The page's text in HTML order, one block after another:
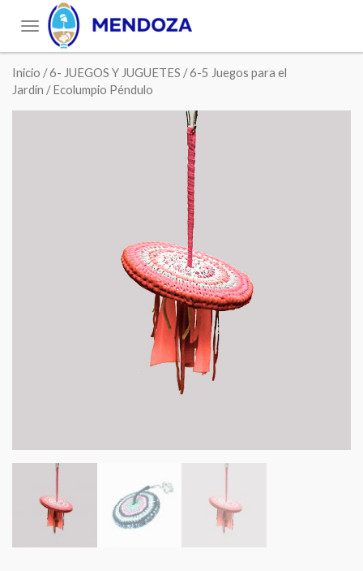
Toggle
navigation
Inicio /6- JUEGOS Y JUGUETES /6-5 Juegos para el
Jardín / Ecolumpio Péndulo